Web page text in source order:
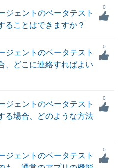
ジェントのベータテスト
ることはできますか？
0
ジェントのベータテスト
、どこに連絡すればよい
0
ジェントのベータテスト
る場合、どのような方法
0
ジェントのベータテスト
0